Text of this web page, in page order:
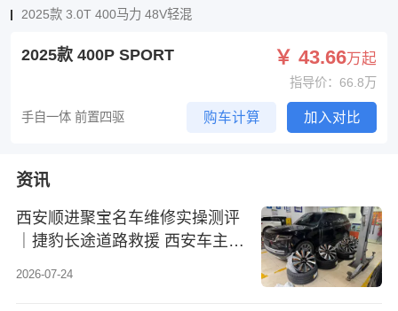
2025款 3.0T 400马力 48V轻混
2025款 400P SPORT ￥ 43.66万起
指导价：66.8万
手自一体 前置四驱 购车计算 加入对比
资讯
西安顺进聚宝名车维修实操测评
｜捷豹长途道路救援 西安车主出
2026-07-24